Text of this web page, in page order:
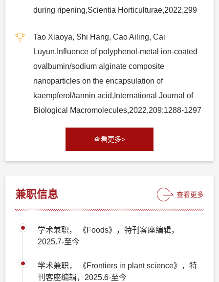
during ripening,Scientia Horticulturae,2022,299
Tao Xiaoya, Shi Hang, Cao Ailing, Cai
Luyun.Influence of polyphenol-metal ion-coated
ovalbumin/sodium alginate composite
nanoparticles on the encapsulation of
kaempferol/tannin acid,International Journal of
Biological Macromolecules,2022,209:1288-1297
查看更多>
兼职信息 查看更多
学术兼职， 《Foods》，特刊客座编辑，
2025.7-至今
学术兼职， 《Frontiers in plant science》，特
刊客座编辑，2025.6-至今